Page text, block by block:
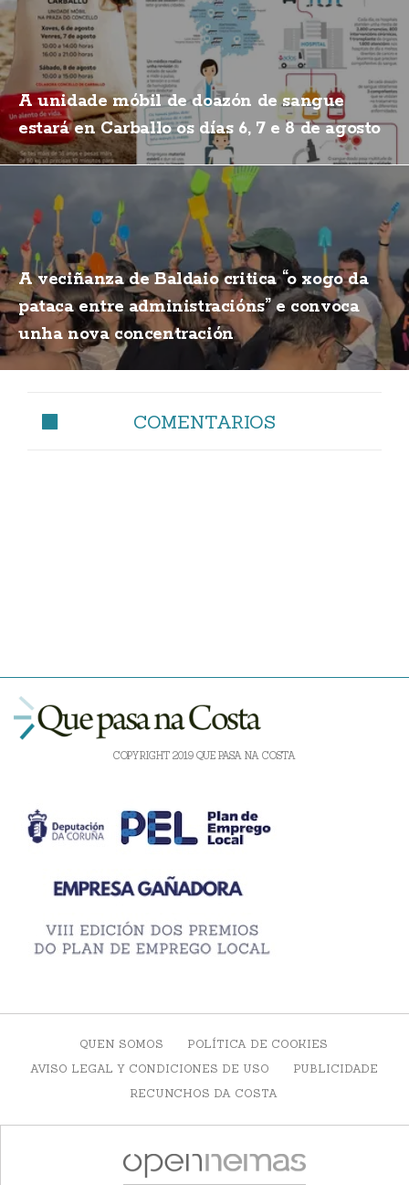
A unidade móbil de doazón de sangue
estará en Carballo os días 6, 7 e 8 de agosto
A veciñanza de Baldaio critica “o xogo da
pataca entre administracións” e convoca
unha nova concentración
COMENTARIOS
COPYRIGHT 2019 QUE PASA NA COSTA
QUEN SOMOS
POLÍTICA DE COOKIES
AVISO LEGAL Y CONDICIONES DE USO
PUBLICIDADE
RECUNCHOS DA COSTA